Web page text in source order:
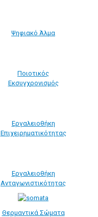
Ψηφιακό Άλμα
Ποιοτικός
Εκσυγχρονισμός
Εργαλειοθήκη
Eπιχειρηματικότητας
Εργαλειοθήκη
Ανταγωνιστικότητας
Θερμαντικά Σώματα